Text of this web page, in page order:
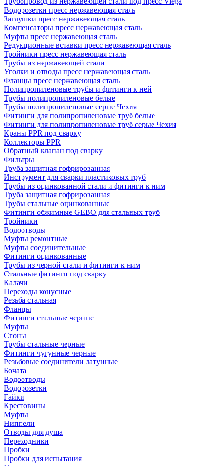
Водорозетки пресс нержавеющая сталь
Заглушки пресс нержавеющая сталь
Компенсаторы пресс нержавеющая сталь
Муфты пресс нержавеющая сталь
Редукционные вставки пресс нержавеющая сталь
Тройники пресс нержавеющая сталь
Трубы из нержавеющей стали
Уголки и отводы пресс нержавеющая сталь
Фланцы пресс нержавеющая сталь
Полипропиленовые трубы и фитинги к ней
Трубы полипропиленовые белые
Трубы полипропиленовые серые Чехия
Фитинги для полипропиленовые труб белые
Фитинги для полипропиленовые труб серые Чехия
Краны PPR под сварку
Коллекторы PPR
Обратный клапан под сварку
Фильтры
Труба защитная гофрированная
Инструмент для сварки пластиковых труб
Трубы из оцинкованной стали и фитинги к ним
Труба защитная гофрированная
Трубы стальные оцинкованные
Фитинги обжимные GEBO для стальных труб
Тройники
Водоотводы
Муфты ремонтные
Муфты соединительные
Фитинги оцинкованные
Трубы из черной стали и фитинги к ним
Стальные фитинги под сварку
Калачи
Переходы конусные
Резьба стальная
Фланцы
Фитинги стальные черные
Муфты
Сгоны
Трубы стальные черные
Фитинги чугунные черные
Резьбовые соединители латунные
Бочата
Водоотводы
Водорозетки
Гайки
Крестовины
Муфты
Ниппели
Отводы для душа
Переходники
Пробки
Пробки для испытания